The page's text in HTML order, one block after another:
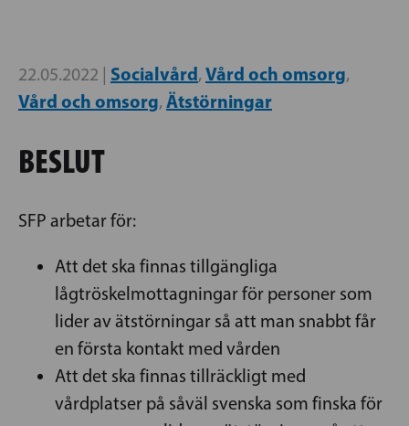
22.05.2022 | Socialvård, Vård och omsorg,
Vård och omsorg, Ätstörningar
BESLUT
SFP arbetar för:
Att det ska finnas tillgängliga
lågtröskelmottagningar för personer som
lider av ätstörningar så att man snabbt får
en första kontakt med vården
Att det ska finnas tillräckligt med
vårdplatser på såväl svenska som finska för